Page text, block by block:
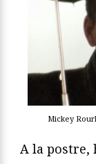
Mickey
A la postre,